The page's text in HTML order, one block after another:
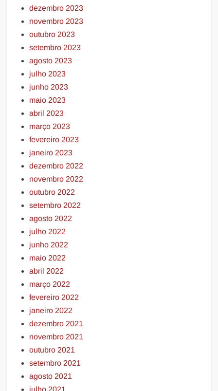
dezembro 2023
novembro 2023
outubro 2023
setembro 2023
agosto 2023
julho 2023
junho 2023
maio 2023
abril 2023
março 2023
fevereiro 2023
janeiro 2023
dezembro 2022
novembro 2022
outubro 2022
setembro 2022
agosto 2022
julho 2022
junho 2022
maio 2022
abril 2022
março 2022
fevereiro 2022
janeiro 2022
dezembro 2021
novembro 2021
outubro 2021
setembro 2021
agosto 2021